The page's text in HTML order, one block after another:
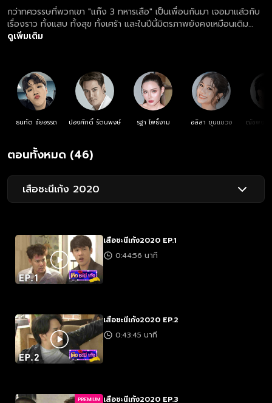
กว่าทศวรรษที่พวกเขา "แก๊ง 3 ทหารเสือ" เป็นเพื่อนกันมา เจอมาแล้วกับ
เรื่องราว ทั้งแสบ ทั้งสุข ทั้งเศร้า และในปีนี้มิตรภาพยังคงเหมือนเดิม
เพิ่มเติมคือความรักของชะนีเจ๊ออย, เก้งชีต้า และเสือตั้ม ความรักของ
ดูเพิ่มเติม
ธนทัต ชัยอรรถ ปองศักดิ์ รัตนพงษ์ รฐา โพธิ์งาม อลิสา ขุนแขวง ณัชพงศ์
ตอนทั้งหมด (46)
เสือชะนีเก้ง 2020
เสือชะนีเก้ง2020 EP.1
0:44:56 นาที
เสือชะนีเก้ง2020 EP.2
0:43:45 นาที
PREMIUM เสือชะนีเก้ง2020 EP.3